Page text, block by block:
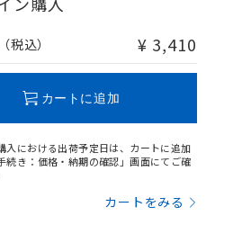
税込） ¥ 3,410
カートに追加
入における出荷予定日は、カートに追加
続き：価格・納期の確認」画面にてご確
カートをみる